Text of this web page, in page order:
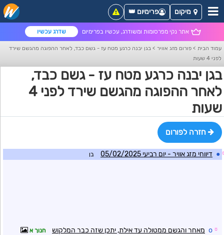
אתר נקי מפרסומות ומשודרג, עכשיו בפרימיום שדרג עכשיו
מיקום פרימיום 👑
עמוד הבית > פורום מזג אוויר > בגן יבנה כרגע מטח עז - גשם כבד, לאחר ההפוגה מהגשם שירד
לפני 4 שעות
בגן יבנה כרגע מטח עז - גשם כבד,
לאחר ההפוגה מהגשם שירד לפני 4
שעות
חזרה לפורום
● דיווחי מזג אוויר - יום רביעי 05/02/2025 בן
☼
o מאחר והגשם ממטולה עד אילת, יתכן שזה כבר המלקוש חנוך א